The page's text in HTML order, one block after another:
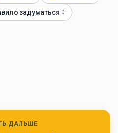
задуматься 0
ДАЛЬШЕ